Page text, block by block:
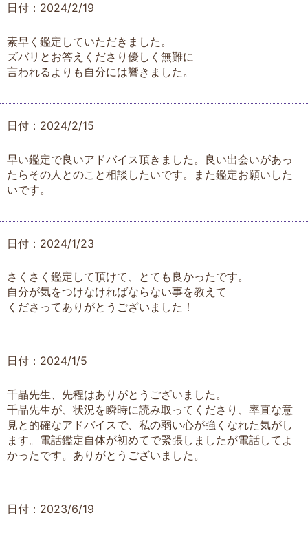
日付：2024/2/19
素早く鑑定していただきました。
ズバリとお答えくださり優しく無難に
言われるよりも自分には響きました。
日付：2024/2/15
早い鑑定で良いアドバイス頂きました。良い出会いがあっ
たらその人とのこと相談したいです。また鑑定お願いした
いです。
日付：2024/1/23
さくさく鑑定して頂けて、とても良かったです。
自分が気をつけなければならない事を教えて
くださってありがとうございました！
日付：2024/1/5
千晶先生、先程はありがとうございました。
千晶先生が、状況を瞬時に読み取ってくださり、率直な意
見と的確なアドバイスで、私の弱い心が強くなれた気がし
ます。電話鑑定自体が初めてで緊張しましたが電話してよ
かったです。ありがとうございました。
日付：2023/6/19